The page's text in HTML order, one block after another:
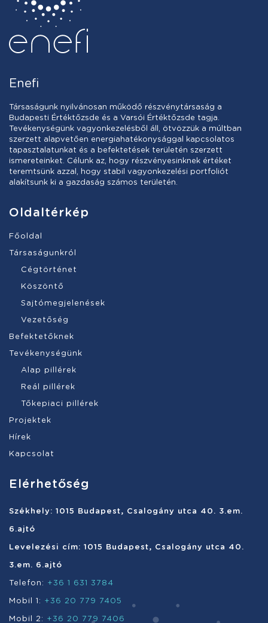
Enefi
Társaságunk nyilvánosan működő részvénytársaság a
Budapesti Értéktőzsde és a Varsói Értéktőzsde tagja.
Tevékenységünk vagyonkezelésből áll, ötvözzük a múltban
szerzett alapvetően energiahatékonysággal kapcsolatos
tapasztalatunkat és a befektetések területén szerzett
ismereteinket. Célunk az, hogy részvényesinknek értéket
teremtsünk azzal, hogy stabil vagyonkezelési portfoliót
alakítsunk ki a gazdaság számos területén.
Oldaltérkép
Főoldal
Társaságunkról
Cégtörténet
Köszöntő
Sajtómegjelenések
Vezetőség
Befektetőknek
Tevékenységünk
Alap pillérek
Reál pillérek
Tőkepiaci pillérek
Projektek
Hírek
Kapcsolat
Elérhetőség
Székhely: 1015 Budapest, Csalogány utca 40. 3.em.
6.ajtó
Levelezési cím: 1015 Budapest, Csalogány utca 40.
3.em. 6.ajtó
Telefon: +36 1 631 3784
Mobil 1: +36 20 779 7405
Mobil 2: +36 20 779 7406